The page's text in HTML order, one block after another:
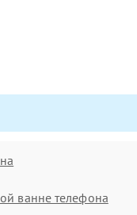
ванне телефона